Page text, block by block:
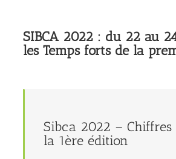
SIBCA 2022 : du 22 au
les Temps forts de la
Sibca 2022 – Chiffres
la 1ère édition